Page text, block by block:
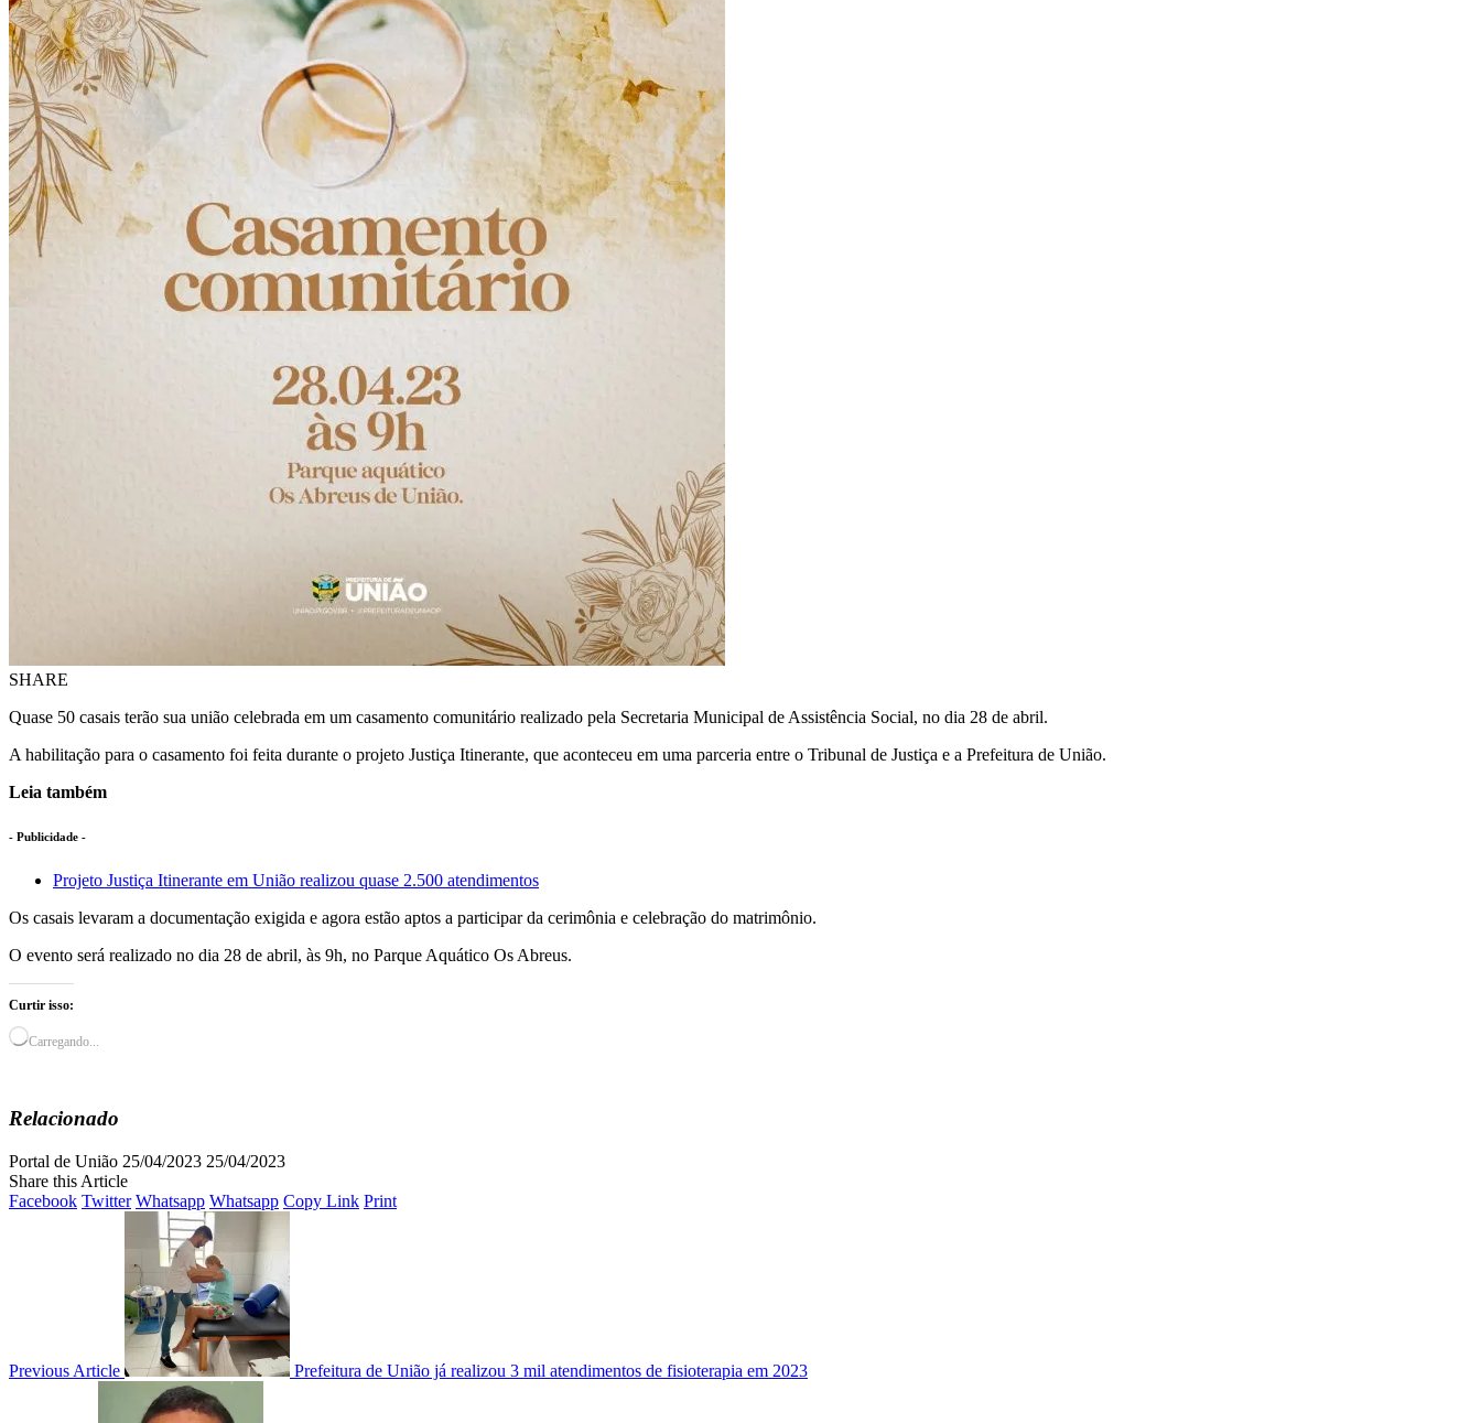
SHARE
Quase 50 casais terão sua união celebrada em um casamento comunitário realizado pela Secretaria Municipal de Assistência Social, no dia 28 de abril.
A habilitação para o casamento foi feita durante o projeto Justiça Itinerante, que aconteceu em uma parceria entre o Tribunal de Justiça e a Prefeitura de União.
Leia também
- Publicidade -
Projeto Justiça Itinerante em União realizou quase 2.500 atendimentos
Os casais levaram a documentação exigida e agora estão aptos a participar da cerimônia e celebração do matrimônio.
O evento será realizado no dia 28 de abril, às 9h, no Parque Aquático Os Abreus.
Curtir isso:
Carregando...
Relacionado
Portal de União 25/04/2023 25/04/2023
Share this Article
Facebook Twitter Whatsapp Whatsapp Copy Link Print
Previous Article Prefeitura de União já realizou 3 mil atendimentos de fisioterapia em 2023